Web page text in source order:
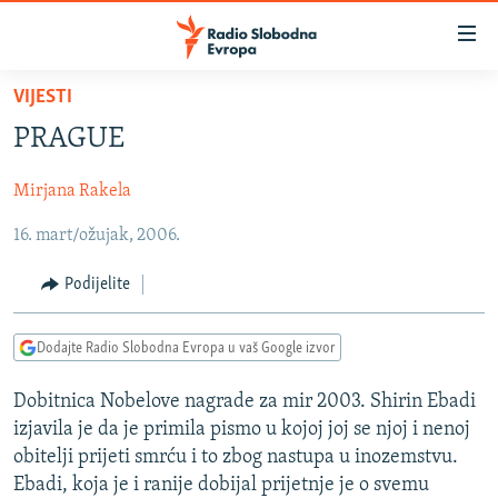
Pređite
glavni
Pređite
na
navigaciju
Pređite
na
pretragu
SRBIJA
KOSOVO
CRNA GORA
VIZUELNO
VIDEO
FOTOGALERIJE
INFOGRAFIKE
PODCASTI
RAT U UKRAJINI
KINA NA BALKANU
RSE PRIČE IZ SVIJETA
VIJESTI
PRAGUE
Mirjana Rakela
16. mart/ožujak, 2006.
Podijelite
Dodajte Radio Slobodna Evropa u vaš Google izvor
Dobitnica Nobelove nagrade za mir 2003. Shirin Ebadi
izjavila je da je primila pismo u kojoj joj se njoj i nenoj
obitelji prijeti smrću i to zbog nastupa u inozemstvu.
Ebadi, koja je i ranije dobijal prijetnje je o svemu